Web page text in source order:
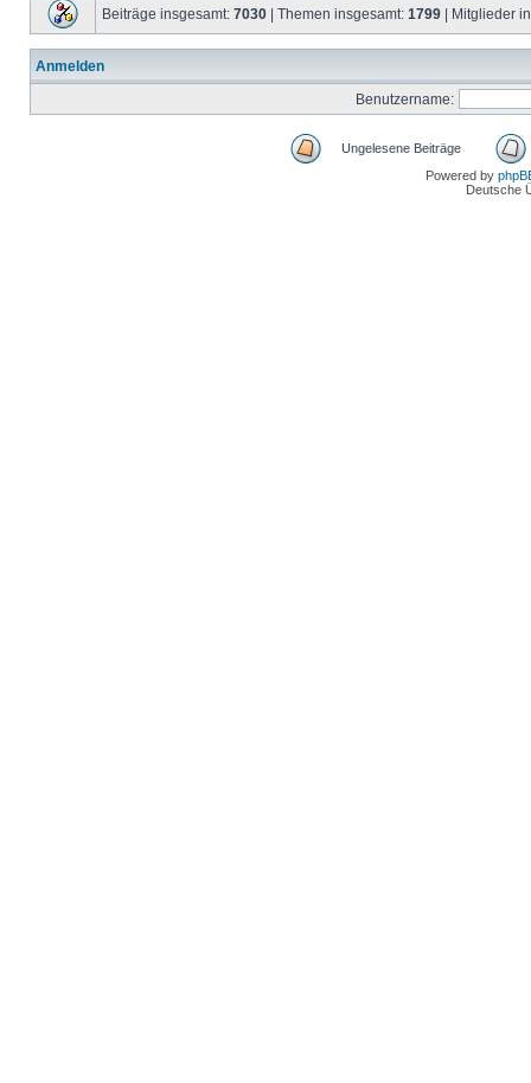
Beiträge insgesamt: 7030 | Themen insgesamt: 1799 | Mitglieder
Anmelden
Benutzername:
Ungelesene Beiträge
Powered by
Deutsche